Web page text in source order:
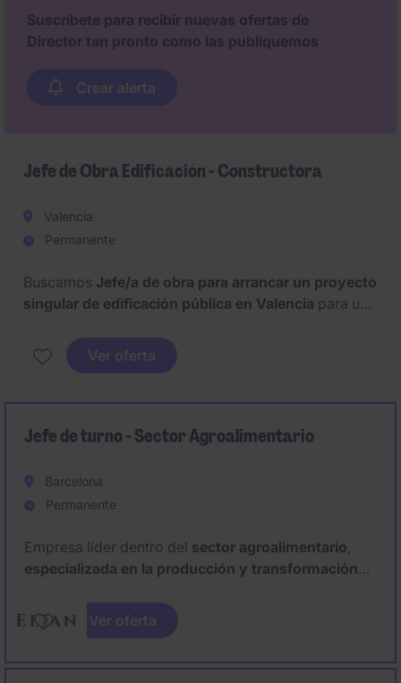
Suscríbete para recibir nuevas ofertas de
Director tan pronto como las publiquemos
Crear alerta
Jefe de Obra Edificación - Constructora
Valencia
Permanente
Buscamos Jefe/a de obra para arrancar un proyecto
singular de edificación pública en Valencia para una
trayectoria en el sector de la construcción.
Oportunidad de incorporarse a una constructora con
Ver oferta
Jefe de turno - Sector Agroalimentario
Barcelona
Permanente
Empresa líder dentro del sector agroalimentario,
especializada en la producción y transformación
la soja , con foco en la sostenibilidad y la innovación
alimentaría, busca incorporar a un
Ver oferta